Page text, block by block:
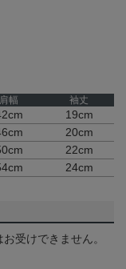
肩幅 袖丈
19cm
20cm
22cm
24cm
受けできません。